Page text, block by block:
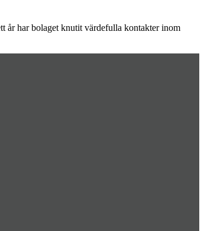
år har bolaget knutit värdefulla kontakter inom